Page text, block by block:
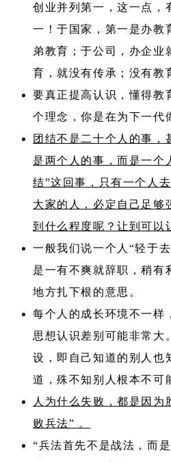
创业并列第一，这一点，
一！于国家，第一是办教
弟教育；于公司，办企业
育，就没有传承；没有教
要真正提高认识，懂得教
个理念，你是在为下一代
团结不是二十个人的事，
是两个人的事，而是一个
结”这回事，只有一个人
大家的人，必定自己足够
到什么程度呢？让到可以
一般我们说一个人“轻于
是一有不爽就辞职，稍有
地方扎下根的意思。
每个人的成长环境不一样
思想认识差别可能非常大
设，即自己知道的别人也
道，殊不知别人根本不可
人为什么失败，都是因为
败兵法” 。
“兵法首先不是战法，而